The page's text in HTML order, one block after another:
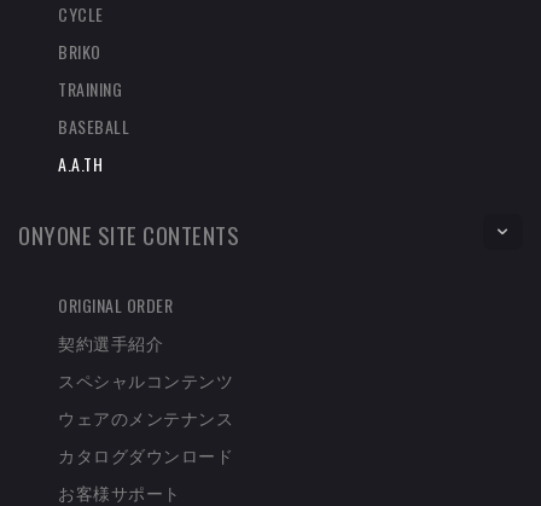
CYCLE
BRIKO
TRAINING
BASEBALL
A.A.TH
ONYONE SITE CONTENTS
ORIGINAL ORDER
契約選手紹介
スペシャルコンテンツ
ウェアのメンテナンス
カタログダウンロード
お客様サポート